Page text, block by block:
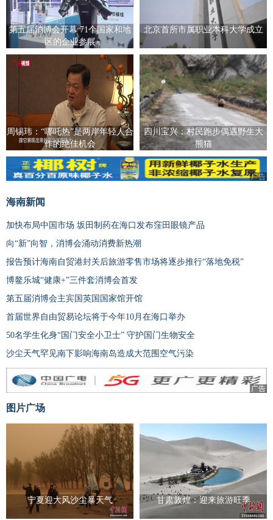
第五届消博会开幕 71个国家和地
区的企业参展
北京首所市属职业本科大学成立
周锡玮：“哪吒热”是两岸年轻人合
作的绝佳机会
四川宝兴：村民跑步偶遇野生大
熊猫
广告
海南新闻
加快布局中国市场 坂田制药在海口发布窪田眼镜产品
向“新”向智，消博会涌动消费新热潮
报告预计海南自贸港封关后旅游零售市场将逐步推行“落地免税”
博鳌乐城“健康+”三件套消博会首发
第五届消博会主宾国英国国家馆开馆
首届世界自由贸易论坛将于今年10月在海口举办
50名学生化身“国门安全小卫士” 守护国门生物安全
沙尘天气罕见南下影响海南岛造成大范围空气污染
广告
图片广场
宁夏迎大风沙尘暴天气 甘肃敦煌：迎来旅游旺季